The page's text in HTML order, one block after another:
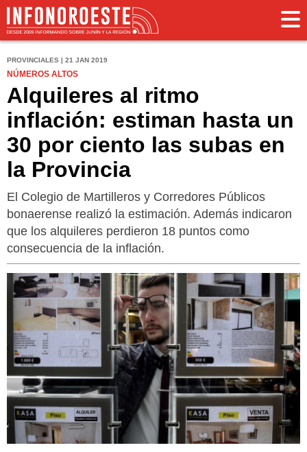
PROVINCIALES | 21 JAN 2019
NÚMEROS ALTOS
Alquileres al ritmo
inflación: estiman hasta un
30 por ciento las subas en
la Provincia
El Colegio de Martilleros y Corredores Públicos
bonaerense realizó la estimación. Además indicaron
que los alquileres perdieron 18 puntos como
consecuencia de la inflación.